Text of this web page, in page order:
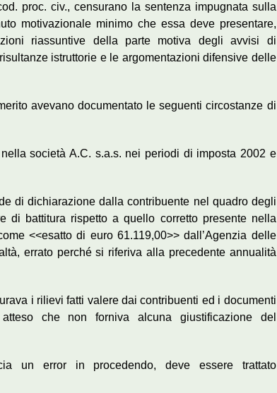
proc. civ., censurano la sentenza impugnata sulla
motivazionale minimo che essa deve presentare,
riassuntive della parte motiva degli avvisi di
istruttorie e le argomentazioni difensive delle
avevano documentato le seguenti circostanze di
società A.C. s.a.s. nei periodi di imposta 2002 e
di dichiarazione dalla contribuente nel quadro degli
di battitura rispetto a quello corretto presente nella
<<esatto di euro 61.119,00>> dall’Agenzia delle
errato perché si riferiva alla precedente annualità
i rilievi fatti valere dai contribuenti ed i documenti
che non forniva alcuna giustificazione del
un error in procedendo, deve essere trattato